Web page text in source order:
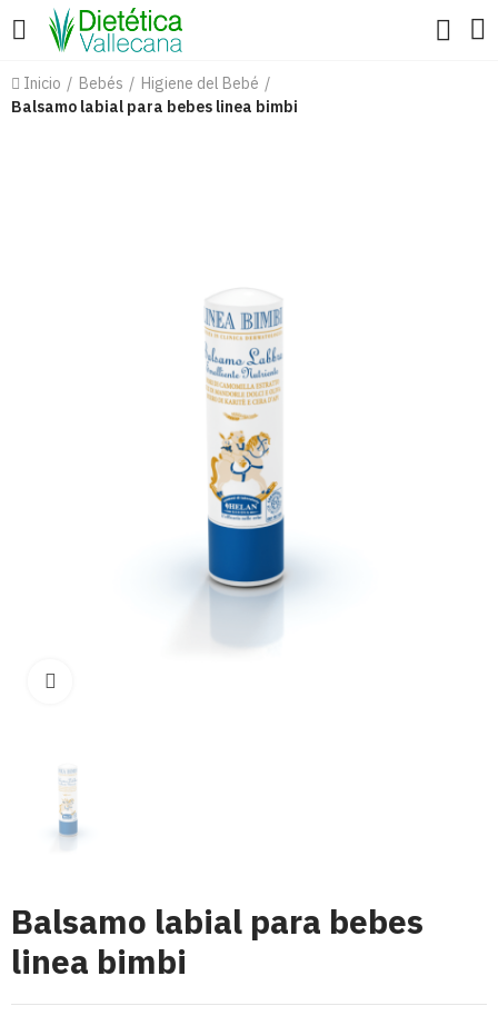
Inicio Bebés
Higiene del Bebé
Balsamo labial para bebes linea bimbi
Balsamo labial para bebes
linea bimbi